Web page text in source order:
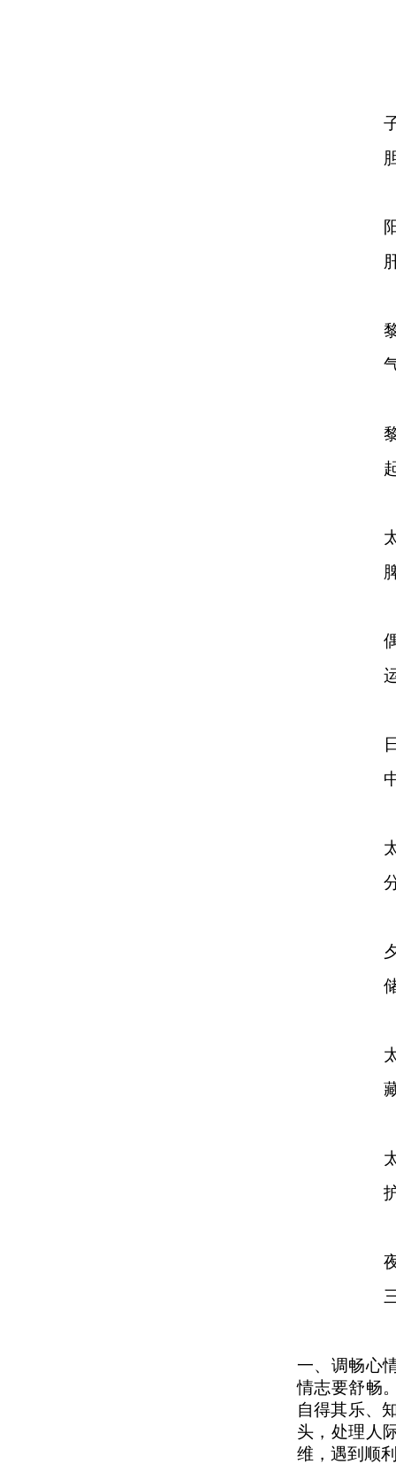
一、调畅心
情志要舒畅
自得其乐、
头，处理人
维，遇到顺